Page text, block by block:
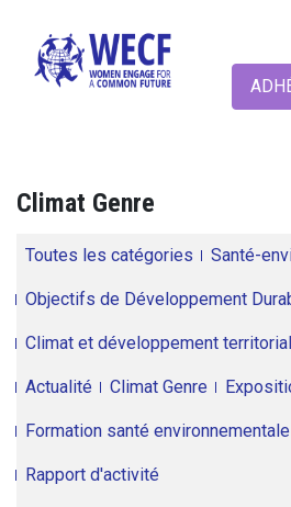
Climat Genre
Toutes les catégories Santé-
Objectifs de Développement
Climat et développement territorial
Actualité Climat Genre
Formation santé
Rapport d'activité